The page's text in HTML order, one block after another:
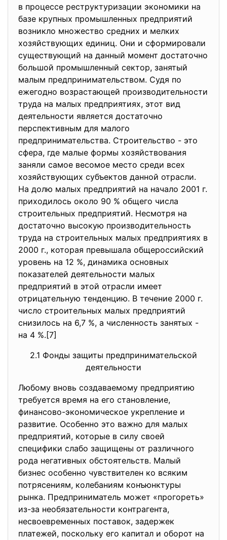
в процессе реструктуризации экономики на
базе крупных промышленных предприятий
возникло множество средних и мелких
хозяйствующих единиц. Они и сформировали
существующий на данный момент достаточно
большой промышленный сектор, занятый
малым предпринимательством. Судя по
ежегодно возрастающей производительности
труда на малых предприятиях, этот вид
деятельности является достаточно
перспективным для малого
предпринимательства. Строительство - это
сфера, где малые формы хозяйствования
заняли самое весомое место среди всех
хозяйствующих субъектов данной отрасли.
На долю малых предприятий на начало 2001 г.
приходилось около 90 % общего числа
строительных предприятий. Несмотря на
достаточно высокую производительность
труда на строительных малых предприятиях в
2000 г., которая превышала общероссийский
уровень на 12 %, динамика основных
показателей деятельности малых
предприятий в этой отрасли имеет
отрицательную тенденцию. В течение 2000 г.
число строительных малых предприятий
снизилось на 6,7 %, а численность занятых -
на 4 %.[7]
2.1 Фонды защиты предпринимательской
деятельности
Любому вновь создаваемому предприятию
требуется время на его становление,
финансово-экономическое укрепление и
развитие. Особенно это важно для малых
предприятий, которые в силу своей
специфики слабо защищены от различного
рода негативных обстоятельств. Малый
бизнес особенно чувствителен ко всяким
потрясениям, колебаниям конъюнктуры
рынка. Предприниматель может «прогореть»
из-за необязательности контрагента,
несвоевременных поставок, задержек
платежей, поскольку его капитал и оборот на